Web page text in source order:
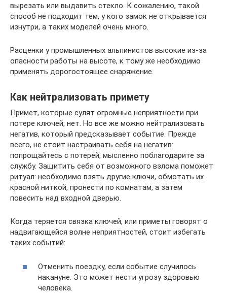
вырезать или выдавить стекло. К сожалению, такой
способ не подходит тем, у кого замок не открывается
изнутри, а таких моделей очень много.
Расценки у промышленных альпинистов высокие из-за
опасности работы на высоте, к тому же необходимо
применять дорогостоящее снаряжение.
Как нейтрализовать примету
Примет, которые сулят огромные неприятности при
потере ключей, нет. Но все же можно нейтрализовать
негатив, который предсказывает событие. Прежде
всего, не стоит настраивать себя на негатив:
попрощайтесь с потерей, мысленно поблагодарите за
службу. Защитить себя от возможного взлома поможет
ритуал: необходимо взять другие ключи, обмотать их
красной ниткой, пронести по комнатам, а затем
повесить над входной дверью.
Когда теряется связка ключей, или приметы говорят о
надвигающейся волне неприятностей, стоит избегать
таких событий:
Отменить поездку, если событие случилось
накануне. Это может нести угрозу здоровью
человека.